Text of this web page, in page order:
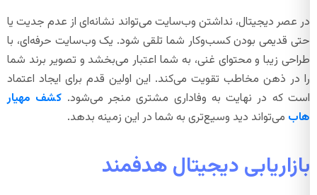
در عصر دیجیتال، نداشتن وب‌سایت می‌تواند نشانه‌ای از عدم جدیت یا
حتی قدیمی بودن کسب‌وکار شما تلقی شود. یک وب‌سایت حرفه‌ای، با
طراحی زیبا و محتوای غنی، به شما اعتبار می‌بخشد و تصویر برند شما
را در ذهن مخاطب تقویت می‌کند. این اولین قدم برای ایجاد اعتماد
است که در نهایت به وفاداری مشتری منجر می‌شود. کشف مهیار
هاب می‌تواند دید وسیع‌تری به شما در این زمینه بدهد.
بازاریابی دیجیتال هدفمند